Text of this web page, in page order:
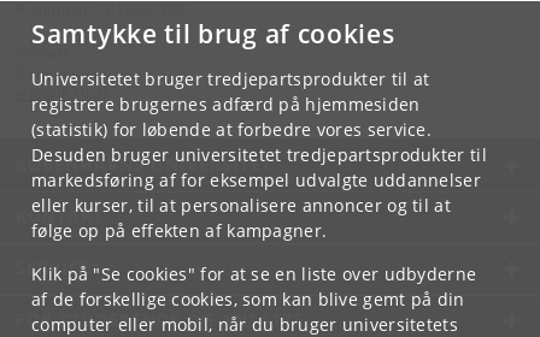
Samtykke til brug af cookies
Universitetet bruger tredjepartsprodukter til at
registrere brugernes adfærd på hjemmesiden
(statistik) for løbende at forbedre vores service.
Desuden bruger universitetet tredjepartsprodukter til
markedsføring af for eksempel udvalgte uddannelser
eller kurser, til at personalisere annoncer og til at
følge op på effekten af kampagner.
Klik på "Se cookies" for at se en liste over udbyderne
af de forskellige cookies, som kan blive gemt på din
computer eller mobil, når du bruger universitetets
Datalogisk Institut
KØBENHAVNS UNIVERSITET
KONTAKT
SERVICES
FOR STUDERENDE OG ANSATTE